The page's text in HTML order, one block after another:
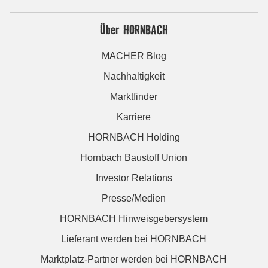
Über HORNBACH
MACHER Blog
Nachhaltigkeit
Marktfinder
Karriere
HORNBACH Holding
Hornbach Baustoff Union
Investor Relations
Presse/Medien
HORNBACH Hinweisgebersystem
Lieferant werden bei HORNBACH
Marktplatz-Partner werden bei HORNBACH